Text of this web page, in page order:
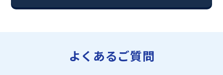
・【志望校別】公立・私立高校受験対策コース
・宿題サポートコースよくあるご質問